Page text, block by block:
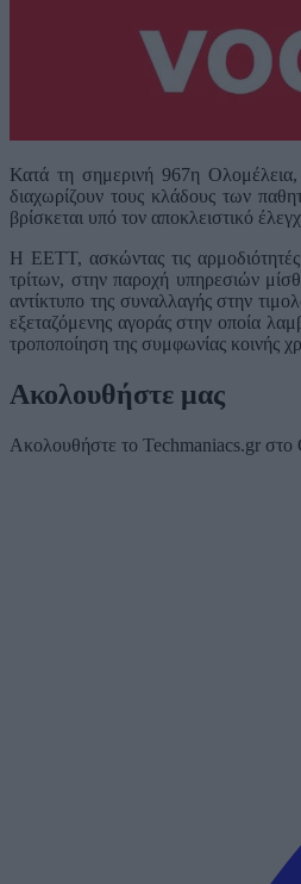
Κατά τη σημερινή 967η
διαχωρίζουν τους κλάδους των
βρίσκεται υπό τον αποκλειστικό
Η ΕΕΤΤ, ασκώντας τις
τρίτων, στην παροχή υπηρεσιών
αντίκτυπο της συναλλαγής στην
εξεταζόμενης αγοράς στην οποία
τροποποίηση της συμφωνίας κοινής
Ακολουθήστε μας
Ακολουθήστε το Techmaniacs.gr στο